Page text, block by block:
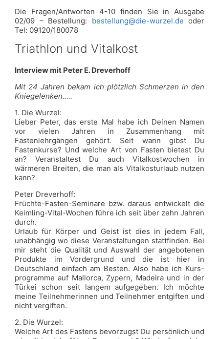
Die Fragen/Antworten 4-10 finden Sie in Ausgabe
02/09 – Bestellung: bestellung@die-wurzel.de oder
Tel: 09120/180078
Triathlon und Vitalkost
Interview mit Peter E. Dreverhoff
Mit 24 Jahren bekam ich plötzlich Schmerzen in den
Kniegelenken…..
1. Die Wurzel:
Lieber Peter, das erste Mal habe ich Deinen Namen
vor vielen Jahren in Zusammenhang mit
Fastenlehrgängen gehört. Seit wann gibst Du
Fastenkurse? Und welche Art von Fasten bietest Du
an? Veranstaltest Du auch Vitalkostwochen in
wärmeren Breiten, die man als Vitalkosturlaub nutzen
kann?
Peter Dreverhoff:
Früchte-Fasten-Seminare bzw. daraus entwickelt die
Keimling-Vital-Wochen führe ich seit über zehn Jahren
durch.
Urlaub für Körper und Geist ist dies in jedem Fall,
unabhängig wo diese Veranstaltungen stattfinden. Bei
mir steht die Qualität und Auswahl der angebotenen
Produkte im Vordergrund und die ist hier in
Deutschland einfach am Besten. Also habe ich Kurs-
programme auf Mallorca, Zypern, Madeira und in der
Türkei schon seit langem aufgegeben. Ich möchte
meine Teilnehmerinnen und Teilnehmer entgiften und
nicht vergiften.
2. Die Wurzel:
Welche Art des Fastens bevorzugst Du persönlich und